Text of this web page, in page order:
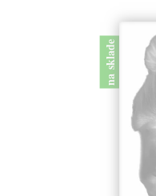
na sklade